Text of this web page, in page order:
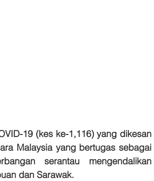
19 (kes ke-1,116) yang dikesan
Malaysia yang bertugas sebagai
serantau mengendalikan
dan Sarawak.